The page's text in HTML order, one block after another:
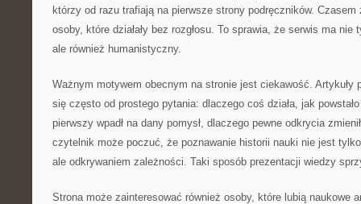
którzy od razu trafiają na pierwsze strony podręczników.
osoby, które działały bez rozgłosu. To sprawia, że serwis ma
ale również humanistyczny.
Ważnym motywem obecnym na stronie jest ciekawość. Artykuły
się często od prostego pytania: dlaczego coś działa, jak
pierwszy wpadł na dany pomysł, dlaczego pewne odkrycia
czytelnik może poczuć, że poznawanie historii nauki nie jest
ale odkrywaniem zależności. Taki sposób prezentacji wiedzy
Strona może zainteresować również osoby, które lubią naukowe